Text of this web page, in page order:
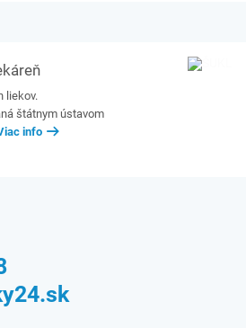
liekov.
štátnym ústavom
info